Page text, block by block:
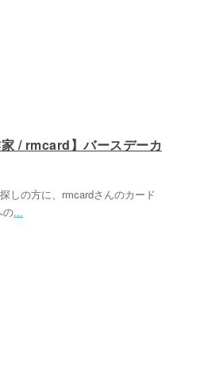
家 / rmcard】バースデーカ
しの方に、rmcardさんのカード
の...